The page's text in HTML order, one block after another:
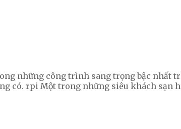
những công trình sang trọng bậc nhất
có. rpi Một trong những siêu khách sạn